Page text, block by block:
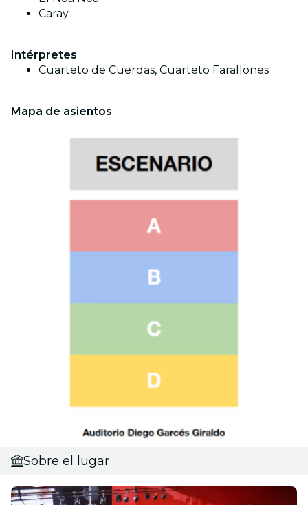
Caray
Intérpretes
Cuarteto de Cuerdas, Cuarteto Farallones
Mapa de asientos
Sobre el lugar